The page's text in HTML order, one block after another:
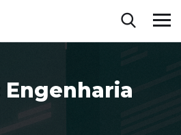
Engenharia